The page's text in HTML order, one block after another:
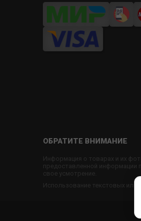
ОБРАТИТЕ ВНИМАНИЕ
Информация о товарах и их
предоставленной информации
свое усмотрение.
Использование текстовых или